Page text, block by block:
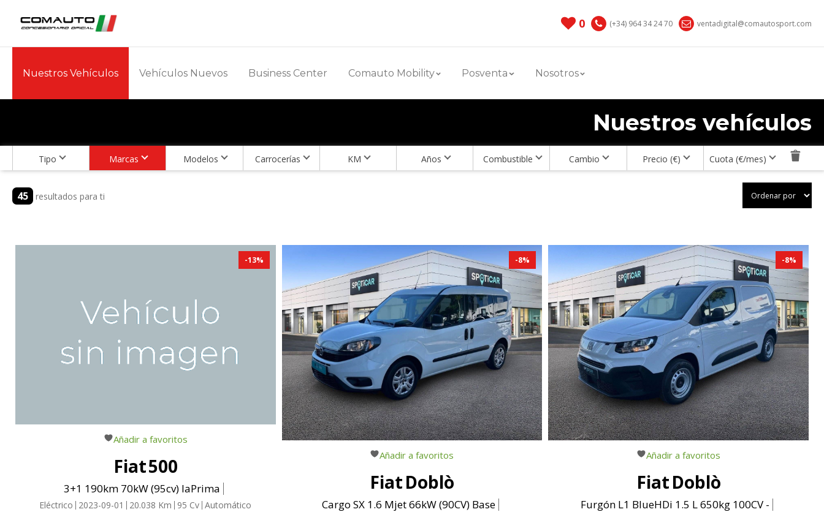
0 (+34) 964 34 24 70 ventadigital@comautosport.com
Nuestros Vehículos Vehículos Nuevos Business Center Comauto Mobility Posventa Nosotros
Nuestros vehículos
Tipo Marcas Modelos Carrocerías KM Años Combustible Cambio Precio (€) Cuota (€/mes)
45 resultados para ti
-13%
Añadir a favoritos
Fiat500
3+1 190km 70kW (95cv) laPrima
Eléctrico 2023-09-01 20.038 Km 95 Cv Automático
-8%
Añadir a favoritos
FiatDoblò
Cargo SX 1.6 Mjet 66kW (90CV) Base
-8%
Añadir a favoritos
FiatDoblò
Furgón L1 BlueHDi 1.5 L 650kg 100CV -